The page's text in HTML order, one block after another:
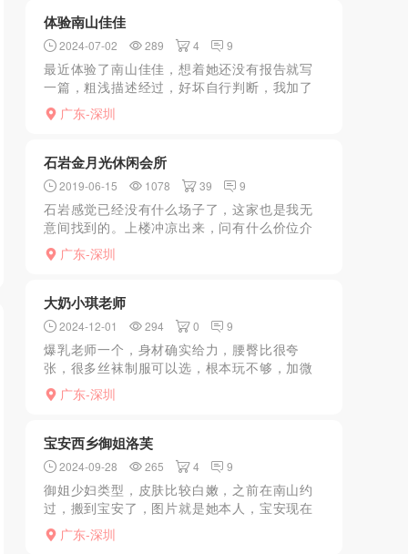
体验南山佳佳
2024-07-02 289 4 9
最近体验了南山佳佳，想着她还没有报告就写
一篇，粗浅描述经过，好坏自行判断，我加了
她很久了一直没时间或者不想去那么远找一
个，但是龙华这边好像也没什么新人了，就约
广东-深圳
石岩金月光休闲会所
2019-06-15 1078 39 9
石岩感觉已经没有什么场子了，这家也是我无
意间找到的。上楼冲凉出来，问有什么价位介
绍有168和218的，一听就直接点了个218的试
试，在走廊看见有几个技师还是不错的，可惜
广东-深圳
大奶小琪老师
2024-12-01 294 0 9
爆乳老师一个，身材确实给力，腰臀比很夸
张，很多丝袜制服可以选，根本玩不够，加微
信直接约就可以，也是电话号码，随便操盘调
情，进入状态后骚骚的，吹箫的时候很放的
广东-深圳
宝安西乡御姐洛芙
2024-09-28 265 4 9
御姐少妇类型，皮肤比较白嫩，之前在南山约
过，搬到宝安了，图片就是她本人，宝安现在
是照骗重灾区了，身高170，价格比较亲民，三
件套，能配合都配合，泄火可以去探探。
广东-深圳